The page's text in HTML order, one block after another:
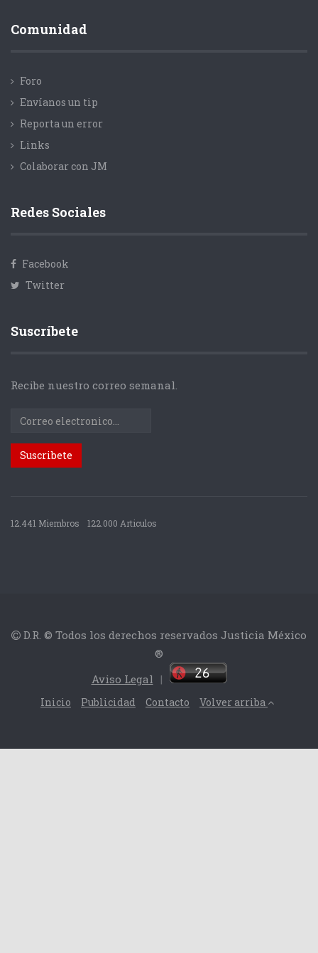
Comunidad
Foro
Envíanos un tip
Reporta un error
Links
Colaborar con JM
Redes Sociales
Facebook
Twitter
Suscríbete
Recibe nuestro correo semanal.
12.441 Miembros 122.000 Articulos
D.R. © Todos los derechos reservados Justicia México
®
Aviso Legal |
Inicio Publicidad Contacto Volver arriba